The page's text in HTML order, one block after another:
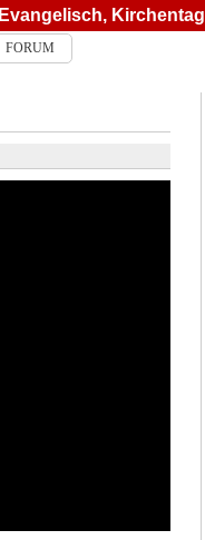
FORUM
Evangelisch, Kirchentag